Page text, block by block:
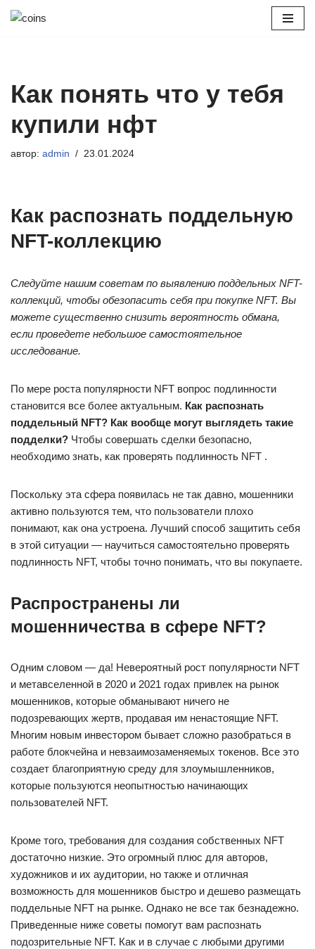
Как понять что у тебя
купили нфт
автор: admin 23.01.2024
Как распознать поддельную
NFT-коллекцию
Следуйте нашим советам по выявлению поддельных NFT-
коллекций, чтобы обезопасить себя при покупке NFT. Вы
можете существенно снизить вероятность обмана,
если проведете небольшое самостоятельное
исследование.
По мере роста популярности NFT вопрос подлинности
становится все более актуальным. Как распознать
поддельный NFT? Как вообще могут выглядеть такие
подделки? Чтобы совершать сделки безопасно,
необходимо знать, как проверять подлинность NFT .
Поскольку эта сфера появилась не так давно, мошенники
активно пользуются тем, что пользователи плохо
понимают, как она устроена. Лучший способ защитить себя
в этой ситуации — научиться самостоятельно проверять
подлинность NFT, чтобы точно понимать, что вы покупаете.
Распространены ли
мошенничества в сфере NFT?
Одним словом — да! Невероятный рост популярности NFT
и метавселенной в 2020 и 2021 годах привлек на рынок
мошенников, которые обманывают ничего не
подозревающих жертв, продавая им ненастоящие NFT.
Многим новым инвестором бывает сложно разобраться в
работе блокчейна и невзаимозаменяемых токенов. Все это
создает благоприятную среду для злоумышленников,
которые пользуются неопытностью начинающих
пользователей NFT.
Кроме того, требования для создания собственных NFT
достаточно низкие. Это огромный плюс для авторов,
художников и их аудитории, но также и отличная
возможность для мошенников быстро и дешево размещать
поддельные NFT на рынке. Однако не все так безнадежно.
Приведенные ниже советы помогут вам распознать
подозрительные NFT. Как и в случае с любыми другими